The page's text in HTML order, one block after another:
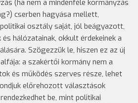
(ha nem a mindenféle kormányzás
cserben hagyása mellett,
osztály saját, jól beágyazott,
hálózatainak, okkult érdekeinek a
Szögezzük le, hiszen ez az új
a szakértői kormány nem a
és működés szerves része, lehet
előrehozott választások
be, mint politikai